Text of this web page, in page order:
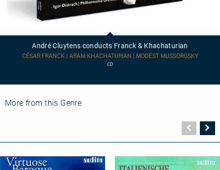
André Cluytens conducts Franck & Khachaturian
CÉSAR FRANCK | ARAM KHACHATURIAN | MODEST MUSSORGSKY
CD
More from this Genre
Seite